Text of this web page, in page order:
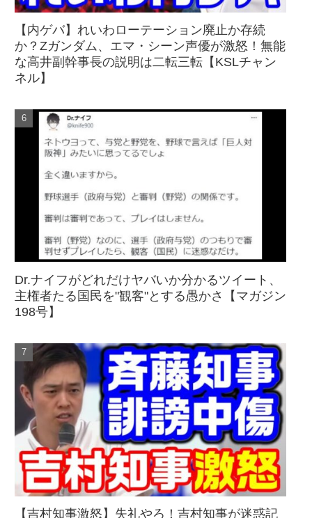
【内ゲバ】れいわローテーション廃止か存続
か？Zガンダム、エマ・シーン声優が激怒！無能
な高井副幹事長の説明は二転三転【KSLチャン
ネル】
Dr.ナイフがどれだけヤバいか分かるツイート、
主権者たる国民を"観客"とする愚かさ【マガジン
198号】
【吉村知事激怒】失礼やろ！吉村知事が迷惑記